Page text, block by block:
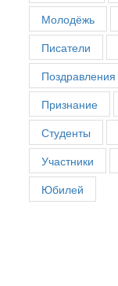
Молодёжь
Писатели
Поздравления
Признание
Студенты
Участники
Юбилей